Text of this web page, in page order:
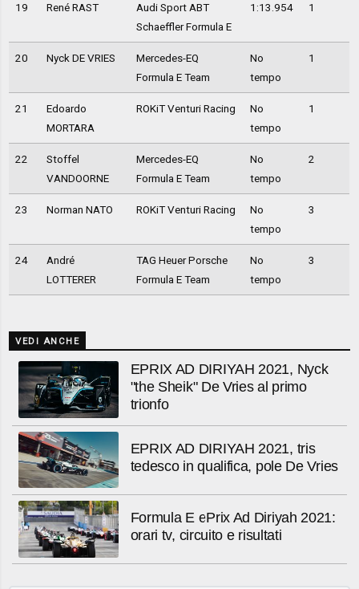
19 René RAST
Audi Sport ABT
Schaeffler Formula E
1:13.954 1
20 Nyck DE VRIES
Mercedes-EQ
Formula E Team
No
tempo
1
21
Edoardo
MORTARA
ROKiT Venturi Racing
No
tempo
1
22
Stoffel
VANDOORNE
Mercedes-EQ
Formula E Team
No
tempo
2
23 Norman NATO ROKiT Venturi Racing
No
tempo
3
24
André
LOTTERER
TAG Heuer Porsche
Formula E Team
No
tempo
3
VEDI ANCHE
EPRIX AD DIRIYAH 2021, Nyck
"the Sheik" De Vries al primo
trionfo
EPRIX AD DIRIYAH 2021, tris
tedesco in qualifica, pole De Vries
Formula E ePrix Ad Diriyah 2021:
orari tv, circuito e risultati